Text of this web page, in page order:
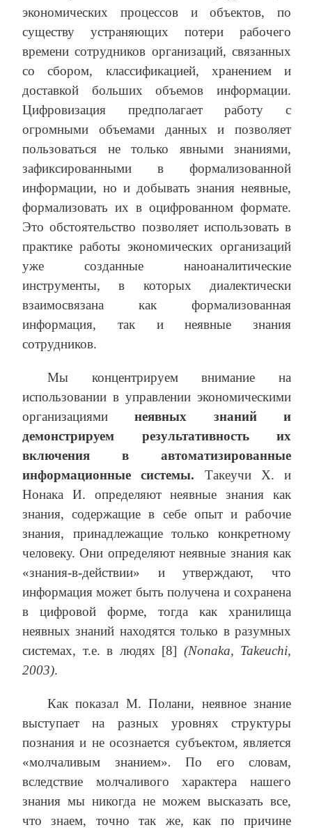
экономических процессов и объектов, по
существу устраняющих потери рабочего
времени сотрудников организаций, связанных
со сбором, классификацией, хранением и
доставкой больших объемов информации.
Цифровизация предполагает работу с
огромными объемами данных и позволяет
пользоваться не только явными знаниями,
зафиксированными в формализованной
информации, но и добывать знания неявные,
формализовать их в оцифрованном формате.
Это обстоятельство позволяет использовать в
практике работы экономических организаций
уже созданные наноаналитические
инструменты, в которых диалектически
взаимосвязана как формализованная
информация, так и неявные знания
сотрудников.
Мы концентрируем внимание на
использовании в управлении экономическими
организацияминеявных знаний и
демонстрируем результативность их
включения в автоматизированные
информационные системы. Такеучи Х. и
Нонака И. определяют неявные знания как
знания, содержащие в себе опыт и рабочие
знания, принадлежащие только конкретному
человеку. Они определяют неявные знания как
«знания-в-действии» и утверждают, что
информация может быть получена и сохранена
в цифровой форме, тогда как хранилища
неявных знаний находятся только в разумных
системах, т.е. в людях [8] (Nonaka, Takeuchi,
2003).
Как показал М. Полани, неявное знание
выступает на разных уровнях структуры
познания и не осознается субъектом, является
«молчаливым знанием». По его словам,
вследствие молчаливого характера нашего
знания мы никогда не можем высказать все,
что знаем, точно так же, как по причине